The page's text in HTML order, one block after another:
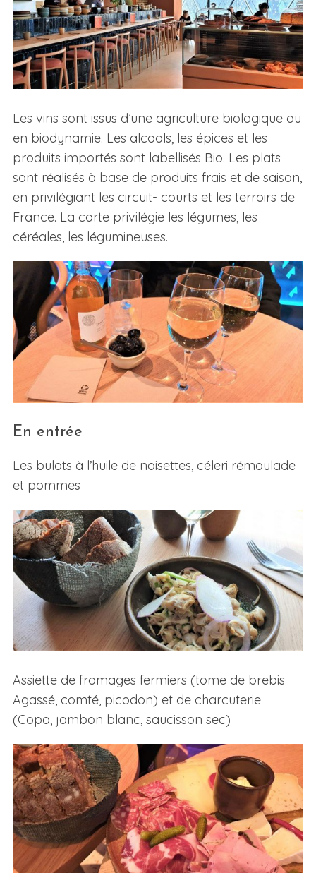
Les vins sont issus d’une agriculture biologique ou
en biodynamie. Les alcools, les épices et les
produits importés sont labellisés Bio. Les plats
sont réalisés à base de produits frais et de saison,
en privilégiant les circuit- courts et les terroirs de
France. La carte privilégie les légumes, les
céréales, les légumineuses.
En entrée
Les bulots à l’huile de noisettes, céleri rémoulade
et pommes
Assiette de fromages fermiers (tome de brebis
Agassé, comté, picodon) et de charcuterie
(Copa, jambon blanc, saucisson sec)